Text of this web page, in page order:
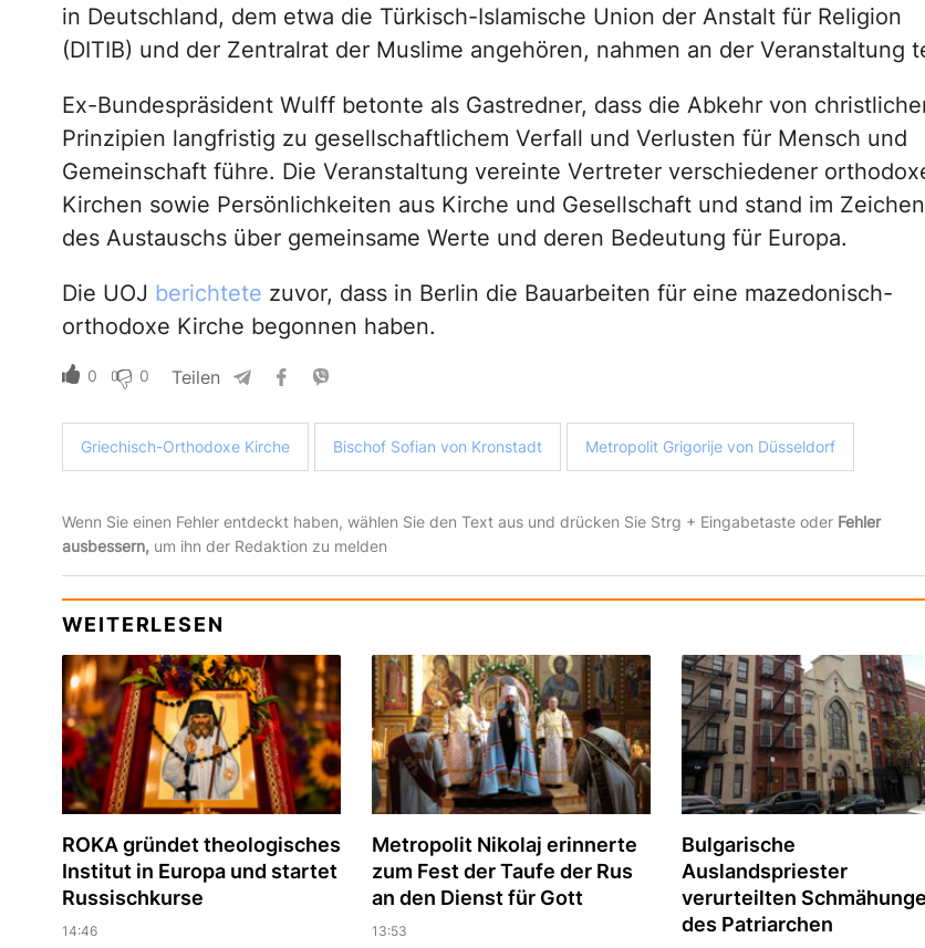
in Deutschland, dem etwa die Türkisch-Islamische Union der Anstalt für Religion
(DITIB) und der Zentralrat der Muslime angehören, nahmen an der Veranstaltung
Ex-Bundespräsident Wulff betonte als Gastredner, dass die Abkehr von
Prinzipien langfristig zu gesellschaftlichem Verfall und Verlusten für Mensch und
Gemeinschaft führe. Die Veranstaltung vereinte Vertreter verschiedener
Kirchen sowie Persönlichkeiten aus Kirche und Gesellschaft und stand im Zeichen
des Austauschs über gemeinsame Werte und deren Bedeutung für Europa.
Die UOJ berichtete zuvor, dass in Berlin die Bauarbeiten für eine mazedonisch-
orthodoxe Kirche begonnen haben.
0 0 Teilen
Griechisch-Orthodoxe Kirche Bischof Sofian von Kronstadt Metropolit Grigorije von Düsseldorf
Wenn Sie einen Fehler entdeckt haben, wählen Sie den Text aus und drücken Sie Strg + Eingabetaste oder Fehler
ausbessern,um ihn der Redaktion zu melden
WEITERLESEN
ROKA gründet theologisches
Institut in Europa und startet
Russischkurse
14:46
Metropolit Nikolaj erinnerte
zum Fest der Taufe der Rus
an den Dienst für Gott
13:53
Bulgarische
Auslandspriester
verurteilten
des Patriarchen